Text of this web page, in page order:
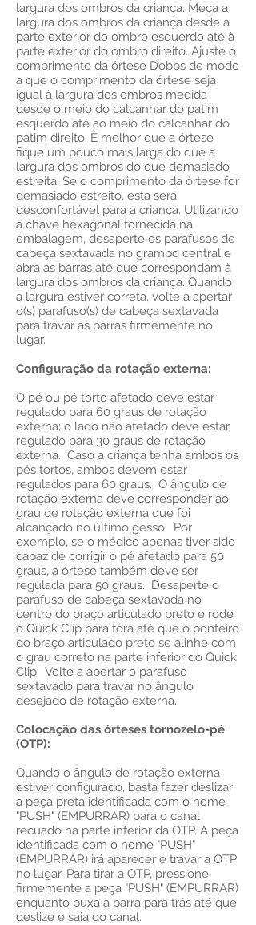
largura dos ombros da criança. Meça a
largura dos ombros da criança desde a
parte exterior do ombro esquerdo até à
parte exterior do ombro direito. Ajuste o
comprimento da órtese Dobbs de modo
a que o comprimento da órtese seja
igual à largura dos ombros medida
desde o meio do calcanhar do patim
esquerdo até ao meio do calcanhar do
patim direito. É melhor que a órtese
fique um pouco mais larga do que a
largura dos ombros do que demasiado
estreita. Se o comprimento da órtese for
demasiado estreito, esta será
desconfortável para a criança. Utilizando
a chave hexagonal fornecida na
embalagem, desaperte os parafusos de
cabeça sextavada no grampo central e
abra as barras até que correspondam à
largura dos ombros da criança. Quando
a largura estiver correta, volte a apertar
o(s) parafuso(s) de cabeça sextavada
para travar as barras firmemente no
lugar.
Configuração da rotação externa:
O pé ou pé torto afetado deve estar
regulado para 60 graus de rotação
externa; o lado não afetado deve estar
regulado para 30 graus de rotação
externa. Caso a criança tenha ambos os
pés tortos, ambos devem estar
regulados para 60 graus. O ângulo de
rotação externa deve corresponder ao
grau de rotação externa que foi
alcançado no último gesso. Por
exemplo, se o médico apenas tiver sido
capaz de corrigir o pé afetado para 50
graus, a órtese também deve ser
regulada para 50 graus. Desaperte o
parafuso de cabeça sextavada no
centro do braço articulado preto e rode
o Quick Clip para fora até que o ponteiro
do braço articulado preto se alinhe com
o grau correto na parte inferior do Quick
Clip. Volte a apertar o parafuso
sextavado para travar no ângulo
desejado de rotação externa.
Colocação das órteses tornozelo-pé
(OTP):
Quando o ângulo de rotação externa
estiver configurado, basta fazer deslizar
a peça preta identificada com o nome
"PUSH" (EMPURRAR) para o canal
recuado na parte inferior da OTP. A peça
identificada com o nome "PUSH"
(EMPURRAR) irá aparecer e travar a OTP
no lugar. Para tirar a OTP, pressione
firmemente a peça "PUSH" (EMPURRAR)
enquanto puxa a barra para trás até que
deslize e saia do canal.